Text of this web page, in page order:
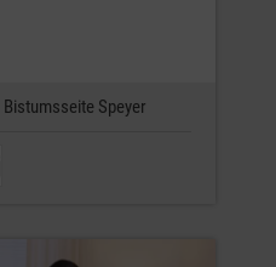
Bistumsseite Speyer